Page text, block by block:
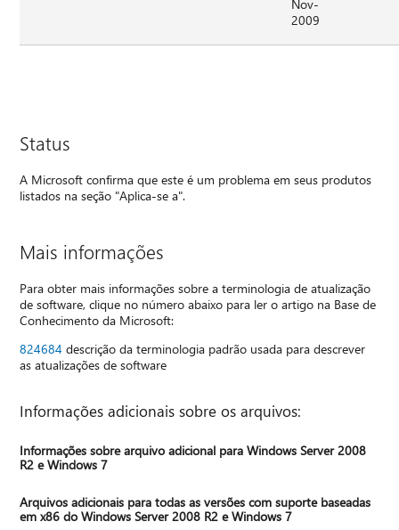
Nov-
2009
Status
A Microsoft confirma que este é um problema em seus produtos
listados na seção "Aplica-se a".
Mais informações
Para obter mais informações sobre a terminologia de atualização
de software, clique no número abaixo para ler o artigo na Base de
Conhecimento da Microsoft:
824684 descrição da terminologia padrão usada para descrever
as atualizações de software
Informações adicionais sobre os arquivos:
Informações sobre arquivo adicional para Windows Server 2008
R2 e Windows 7
Arquivos adicionais para todas as versões com suporte baseadas
em x86 do Windows Server 2008 R2 e Windows 7